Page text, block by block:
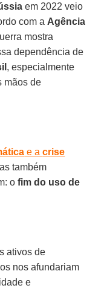
em 2022 veio
com a Agência
mostra
dependência de
, especialmente
mãos de
e acrise
também
ofim do uso de
ativos de
nos afundariam
e